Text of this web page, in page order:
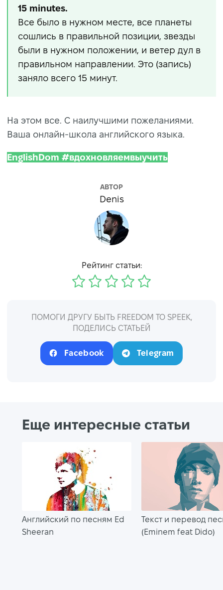
15 minutes.
Все было в нужном месте, все планеты
сошлись в правильной позиции, звезды
были в нужном положении, и ветер дул в
правильном направлении. Это (запись)
заняло всего 15 минут.
На этом все. С наилучшими пожеланиями.
Ваша онлайн-школа английского языка.
EnglishDom #вдохновляемвыучить
АВТОР
Denis
Рейтинг статьи:
ПОМОГИ ДРУГУ БЫТЬ FREEDOM TO SPEEK,
ПОДЕЛИСЬ СТАТЬЕЙ
Facebook Telegram
Еще интересные статьи
Английский по песням Ed
Sheeran
Текст и перевод
(Eminem feat Dido)